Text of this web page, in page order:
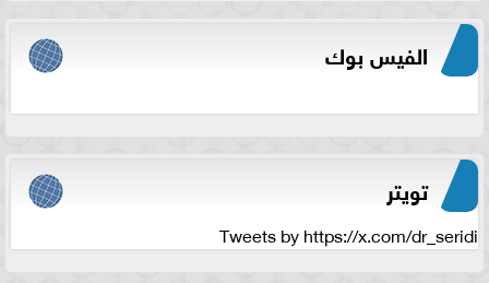
الفيس بوك
تويتر
Tweets by https://x.com/dr_seridi